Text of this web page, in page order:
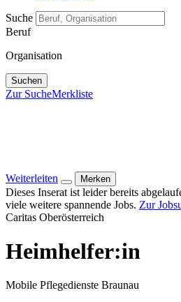
Suche
Beruf
Organisation
Suchen
Zur SucheMerkliste
Weiterleiten Merken
Dieses Inserat ist leider bereits
viele weitere spannende Jobs. Zur
Caritas Oberösterreich
Heimhelfer:in
Mobile Pflegedienste Braunau